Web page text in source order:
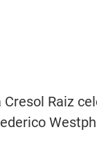
Raiz